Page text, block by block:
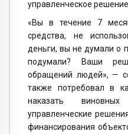
управленческое решение.
«Вы в течение 7
средства, не
деньги, вы не думали о
подумали? Ваши
обращений людей», —
также потребовал в
наказать
управленческие
финансирования